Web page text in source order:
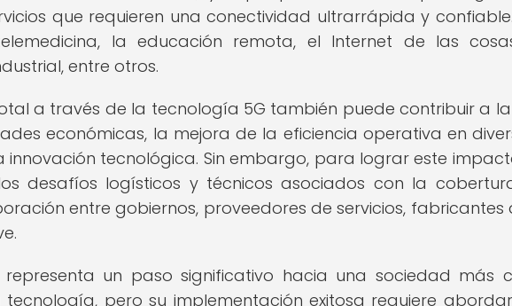
que requieren una conectividad ultrarrápida y
la educación remota, el Internet de las
entre otros.
a través de la tecnología 5G también puede contribuir a
económicas, la mejora de la eficiencia operativa en
innovación tecnológica. Sin embargo, para lograr este
desafíos logísticos y técnicos asociados con la
entre gobiernos, proveedores de servicios, fabricantes
un paso significativo hacia una sociedad más
pero su implementación exitosa requiere